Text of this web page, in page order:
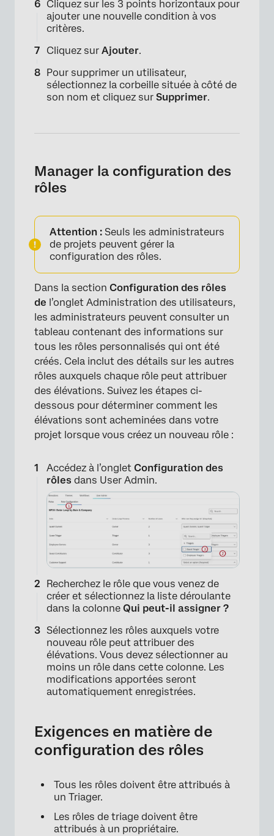
×
×
Cliquez sur les 3 points horizontaux pour
ajouter une nouvelle condition à vos
critères.
Cliquez sur Ajouter.
Pour supprimer un utilisateur,
sélectionnez la corbeille située à côté de
son nom et cliquez sur Supprimer.
Manager la configuration des
rôles
Attention : Seuls les administrateurs
de projets peuvent gérer la
configuration des rôles.
Dans la section Configuration des rôles
de l’onglet Administration des utilisateurs,
les administrateurs peuvent consulter un
tableau contenant des informations sur
tous les rôles personnalisés qui ont été
créés. Cela inclut des détails sur les autres
rôles auxquels chaque rôle peut attribuer
des élévations. Suivez les étapes ci-
dessous pour déterminer comment les
élévations sont acheminées dans votre
projet lorsque vous créez un nouveau rôle :
Accédez à l’onglet Configuration des
rôles dans User Admin.
Recherchez le rôle que vous venez de
créer et sélectionnez la liste déroulante
dans la colonne Qui peut-il assigner ?
Sélectionnez les rôles auxquels votre
nouveau rôle peut attribuer des
élévations. Vous devez sélectionner au
moins un rôle dans cette colonne. Les
modifications apportées seront
automatiquement enregistrées.
Exigences en matière de
configuration des rôles
Tous les rôles doivent être attribués à
un Triager.
Les rôles de triage doivent être
attribués à un propriétaire.